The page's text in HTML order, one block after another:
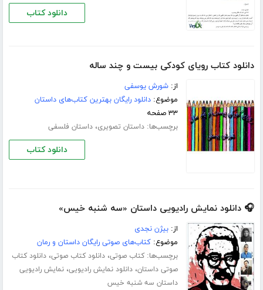
دانلود کتاب
دانلود کتاب رویای کودکی بیست و چند ساله
از:شورش یوسفی
موضوع:دانلود رایگان بهترین کتاب‌های داستان
۳۳ صفحه
برچسب‌ها:داستان تصویری،داستان فلسفی
دانلود کتاب
🎧 دانلود نمایش رادیویی داستان «سه شنبه خیس»
از:بیژن نجدی
موضوع:کتاب‌های صوتی رایگان داستان و رمان
برچسب‌ها:کتاب صوتی،دانلود کتاب صوتی،دانلود کتاب
صوتی داستان،دانلود نمایش رادیویی،نمایش رادیویی
داستان سه شنبه خیس